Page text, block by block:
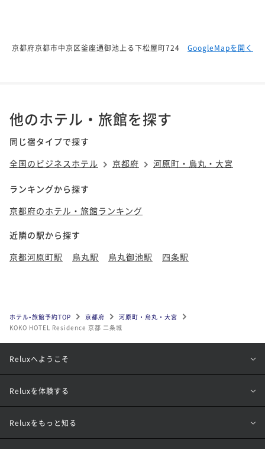
京都府京都市中京区釜座通御池上る下松屋町724 GoogleMapを開く
他のホテル・旅館を探す
同じ宿タイプで探す
全国のビジネスホテル
京都府 河原町・烏丸・大宮
ランキングから探す
京都府のホテル・旅館ランキング
近隣の駅から探す
京都河原町駅
烏丸駅 烏丸御池駅 四条駅
ホテル•旅館予約TOP 京都府
河原町・烏丸・大宮
KOKO HOTEL Residence 京都 二条城
Reluxへようこそ
Reluxを体験する
Reluxをもっと知る